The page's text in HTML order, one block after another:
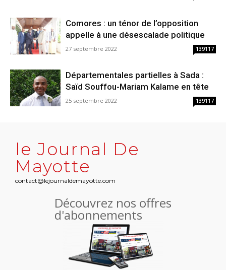
Comores : un ténor de l’opposition
appelle à une désescalade politique
27 septembre 2022 139117
Départementales partielles à Sada :
Saïd Souffou-Mariam Kalame en tête
25 septembre 2022 139117
le Journal De
Mayotte
contact@lejournaldemayotte.com
Découvrez nos offres
d'abonnements